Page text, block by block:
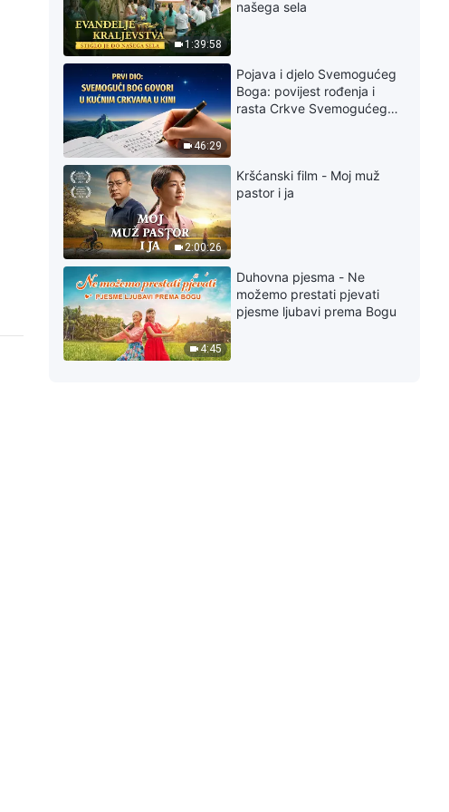
3:06
Duhovna pjesma - Slatka ljubav
4:45
Duhovna pjesma - Ne možemo
prestati pjevati pjesme ljubavi
prema Bogu
3:13
Kršćanska poezija - Budite
netko tko prihvaća istinu
Kršćanska poezija - Jedino Bog
zna put života
1:39:58
našega sela
46:29
Pojava i djelo Svemogućeg
Boga: povijest rođenja i
rasta Crkve Svemogućeg
2:00:26
Kršćanski film - Moj muž
pastor i ja
4:45
Duhovna pjesma - Ne
možemo prestati pjevati
pjesme ljubavi prema Bogu